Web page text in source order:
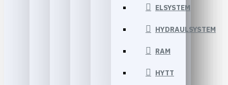
ELSYSTEM
HYDRAULSYSTEM
RAM
HYTT